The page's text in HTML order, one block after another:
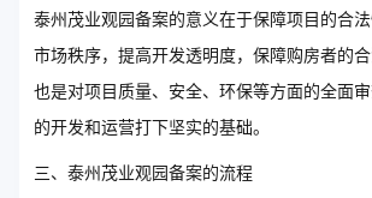
泰州茂业观园备案的意义在于保障项目的合
市场秩序，提高开发透明度，保障购房者的
也是对项目质量、安全、环保等方面的全面
的开发和运营打下坚实的基础。
三、泰州茂业观园备案的流程